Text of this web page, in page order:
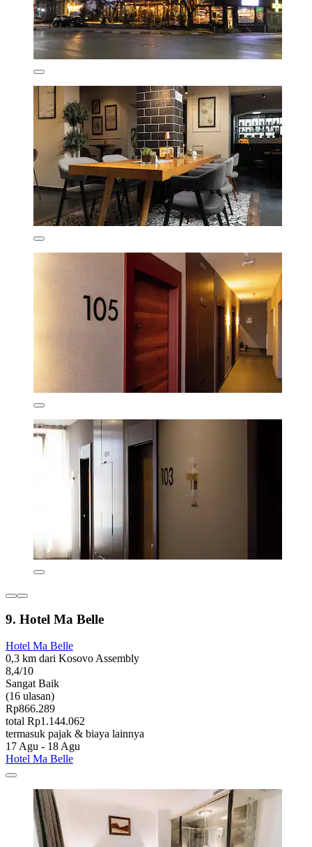
9. Hotel Ma Belle
Hotel Ma Belle
0,3 km dari Kosovo Assembly
8,4/10
Sangat Baik
(16 ulasan)
Rp866.289
total Rp1.144.062
termasuk pajak & biaya lainnya
17 Agu - 18 Agu
Hotel Ma Belle